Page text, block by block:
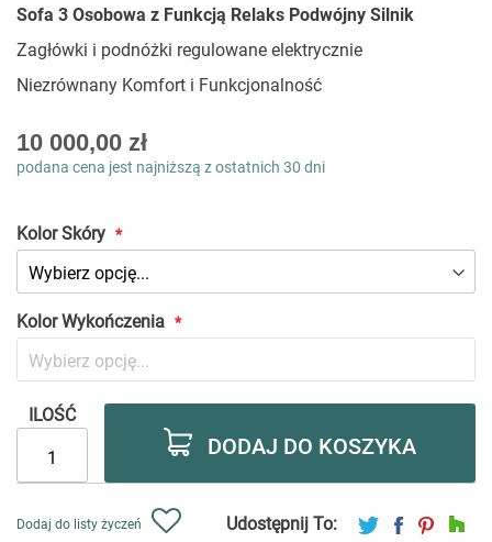
na
początek
Sofa 3 Osobowa z Funkcją Relaks Podwójny Silnik
Zagłówki i podnóżki regulowane elektrycznie
Niezrównany Komfort i Funkcjonalność
As
low
10 000,00 zł
podana cena jest najniższą z ostatnich 30 dni
Kolor Skóry
Kolor Wykończenia
ILOŚĆ
DODAJ DO KOSZYKA
Dodaj do listy życzeń Udostępnij To: